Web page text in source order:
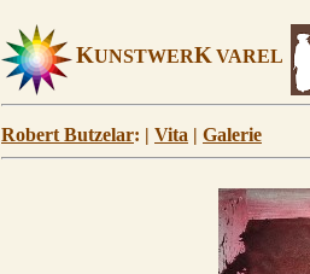
KUNSTWERKVAREL
Robert Butzelar: | Vita | Galerie